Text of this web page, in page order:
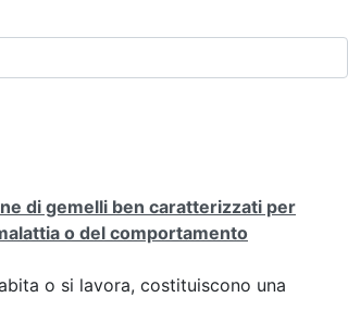
di gemelli ben caratterizzati per
o del comportamento
o si lavora, costituiscono una